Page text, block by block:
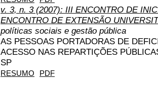
v. 3, n. 3 (2007): III ENCONTRO DE
ENCONTRO DE EXTENSÃO
políticas sociais e gestão pública
AS PESSOAS PORTADORAS DE
ACESSO NAS REPARTIÇÕES
SP
RESUMO PDF